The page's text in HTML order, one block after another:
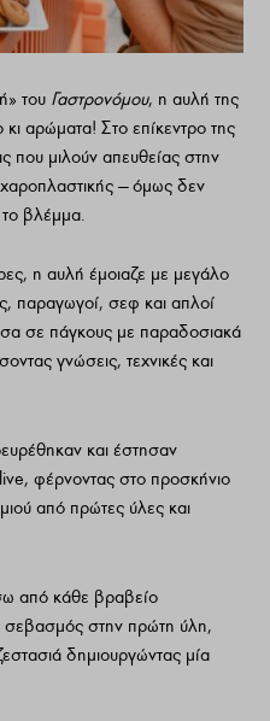
του Γαστρονόμου, η αυλή της
αρώματα! Στο επίκεντρο της
που μιλούν απευθείας στην
— όμως δεν
βλέμμα.
η αυλή έμοιαζε με μεγάλο
παραγωγοί, σεφ και απλοί
σε πάγκους με παραδοσιακά
γνώσεις, τεχνικές και
και έστησαν
φέρνοντας στο προσκήνιο
από πρώτες ύλες και
από κάθε βραβείο
σεβασμός στην πρώτη ύλη,
δημιουργώντας μία